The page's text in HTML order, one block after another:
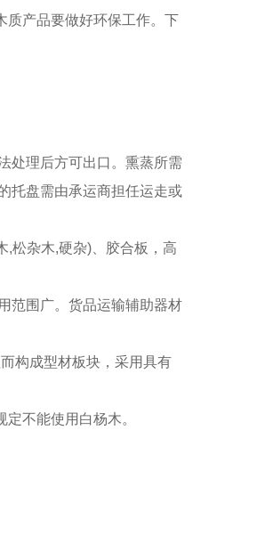
质产品要做好环保工作。下
处理后方可出口。熏蒸所需
托盘需由承运商担任运走或
松杂木,硬杂)、胶合板，高
范围广。货品运输辅助器材
构成型材板块，采用具有
不能使用白杨木。